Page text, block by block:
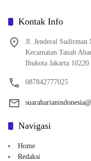
Kontak Info
Jl. Jenderal Sudirman
Kecamatan Tanah
Ibukota Jakarta 10220
087842777025
Navigasi
Home
Redaksi